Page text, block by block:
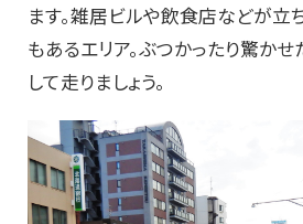
ます。雑居ビルや飲食店などが立
もあるエリア。ぶつかったり驚かせ
して走りましょう。